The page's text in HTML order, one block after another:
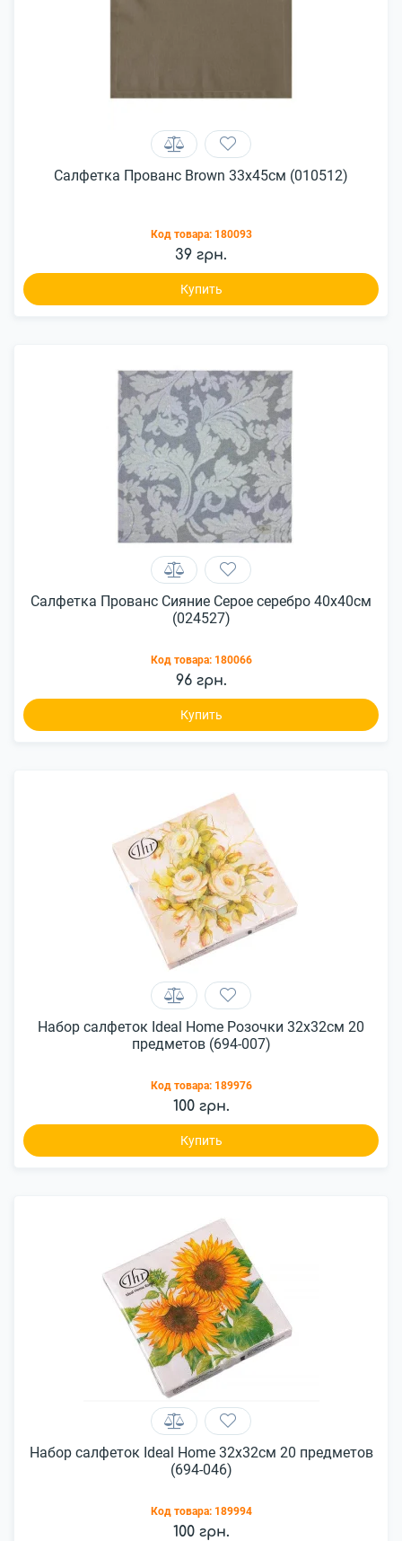
Салфетка Прованс Brown 33x45см (010512)
Код товара: 180093
39 грн.
Купить
Салфетка Прованс Сияние Серое серебро 40x40см
(024527)
Код товара: 180066
96 грн.
Купить
Набор салфеток Ideal Home Розочки 32x32см 20
предметов (694-007)
Код товара: 189976
100 грн.
Купить
Набор салфеток Ideal Home 32x32см 20 предметов
(694-046)
Код товара: 189994
100 грн.